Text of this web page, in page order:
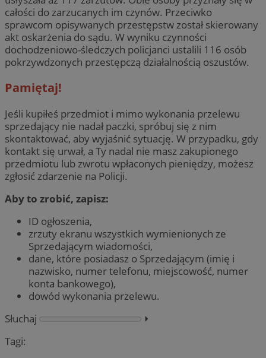
całości do zarzucanych im czynów. Przeciwko
sprawcom opisywanych przestępstw został skierowany
akt oskarżenia do sądu. W wyniku czynności
dochodzeniowo-śledczych policjanci ustalili 116 osób
pokrzywdzonych przestępczą działalnością oszustów.
Pamiętaj!
Jeśli kupiłeś przedmiot i mimo wykonania przelewu
sprzedający nie nadał paczki, spróbuj się z nim
skontaktować, aby wyjaśnić sytuację. W przypadku, gdy
kontakt się urwał, a Ty nadal nie masz zakupionego
przedmiotu lub zwrotu wpłaconych pieniędzy, możesz
zgłosić zdarzenie na Policji.
Aby to zrobić, zapisz:
ID ogłoszenia,
zrzuty ekranu wszystkich wymienionych ze
Sprzedającym wiadomości,
dane, które posiadasz o Sprzedającym (imię i
nazwisko, numer telefonu, miejscowość, numer
konta bankowego),
dowód wykonania przelewu.
Słuchaj
⏵︎
Tagi: